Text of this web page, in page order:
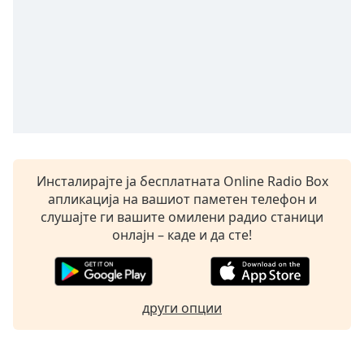
the
window.
Text
Инсталирајте ја бесплатната Online Radio Box
апликација на вашиот паметен телефон и
слушајте ги вашите омилени радио станици
онлајн – каде и да сте!
други опции